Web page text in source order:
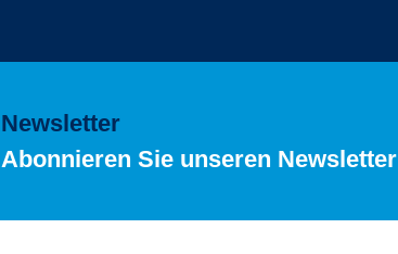
Newsletter
Abonnieren Sie unseren Newsletter